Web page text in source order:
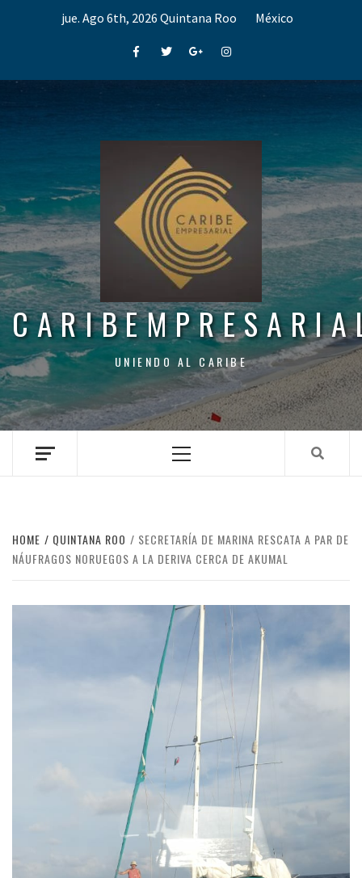
jue. Ago 6th, 2026 Quintana Roo México
FacebookTwitterGoogle+Instagram
UNIENDO AL CARIBE
Menu
HOME QUINTANA ROO
SECRETARÍA DE MARINA RESCATA A PAR DE
NÁUFRAGOS NORUEGOS A LA DERIVA CERCA DE AKUMAL